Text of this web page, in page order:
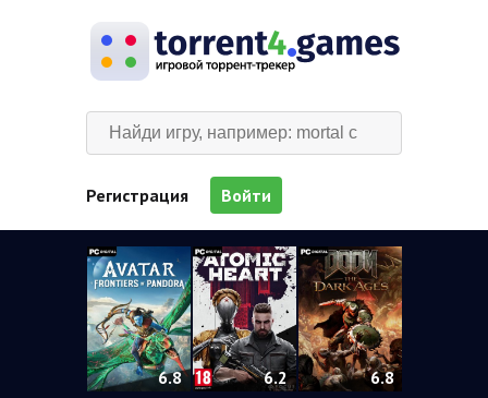
Регистрация Войти
6.8 6.2 6.8